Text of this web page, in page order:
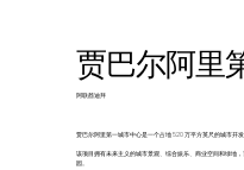
贾巴尔阿里
阿联酋迪拜
贾巴尔阿里第一城市中心是一个占地 520 万平方英尺的城市开
该项目拥有未来主义的城市景观、综合娱乐、商业空间和绿地
园。